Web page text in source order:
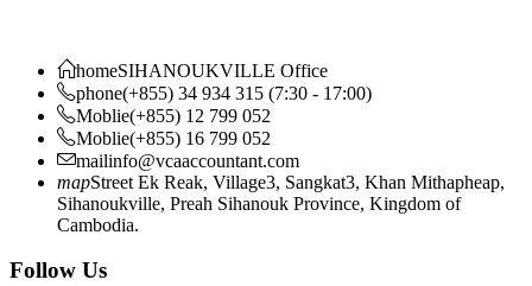
homeSIHANOUKVILLE Office
phone(+855) 34 934 315 (7:30 - 17:00)
Moblie(+855) 12 799 052
Moblie(+855) 16 799 052
mailinfo@vcaaccountant.com
mapStreet Ek Reak, Village3, Sangkat3, Khan Mithapheap,
Sihanoukville, Preah Sihanouk Province, Kingdom of
Cambodia.
Follow Us